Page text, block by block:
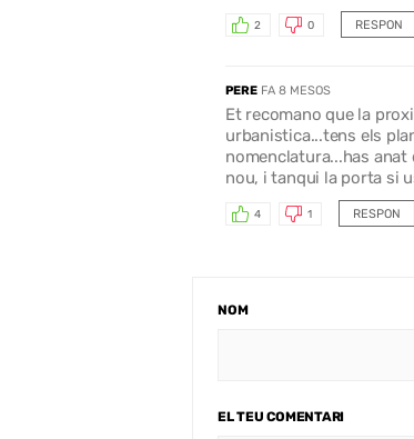
RESPON
2 0
PERE FA 8 MESOS
Et recomano que la
urbanistica...tens els
nomenclatura...has
nou, i tanqui la porta si
RESPON
4 1
NOM
EL TEU COMENTARI